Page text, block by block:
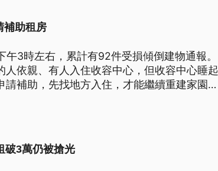
補助租房
3時左右，累計有92件受損傾倒建物通報。
依親、有人入住收容中心，但收容中心睡起
補助，先找地方入住，才能繼續重建家園。
破3萬仍被搶光